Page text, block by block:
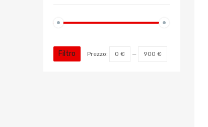
Filtro Prezzo: 0 € — 900 €